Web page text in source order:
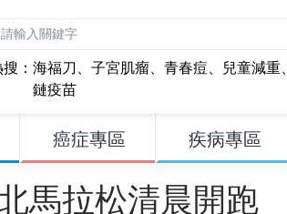
： 海福刀 、 子宮肌瘤、 青春痘、 兒童減重、
鏈疫苗
癌症專區 疾病專區
馬拉松清晨開跑